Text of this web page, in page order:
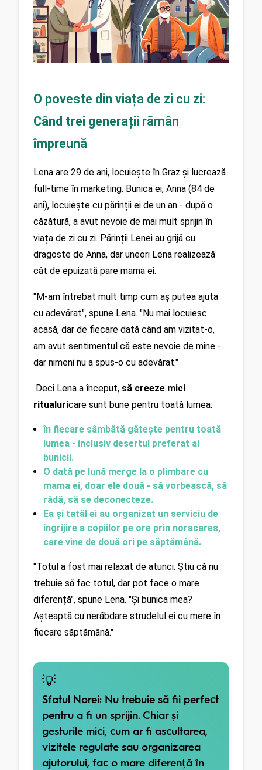
O poveste din viața de zi cu zi:
Când trei generații rămân
împreună
Lena are 29 de ani, locuiește în Graz și lucrează
full-time în marketing. Bunica ei, Anna (84 de
ani), locuiește cu părinții ei de un an - după o
căzătură, a avut nevoie de mai mult sprijin în
viața de zi cu zi. Părinții Lenei au grijă cu
dragoste de Anna, dar uneori Lena realizează
cât de epuizată pare mama ei.
"M-am întrebat mult timp cum aș putea ajuta
cu adevărat", spune Lena. "Nu mai locuiesc
acasă, dar de fiecare dată când am vizitat-o,
am avut sentimentul că este nevoie de mine -
dar nimeni nu a spus-o cu adevărat."
Deci Lena a început, să creeze mici
ritualuricare sunt bune pentru toată lumea:
în fiecare sâmbătă gătește pentru toată
lumea - inclusiv desertul preferat al
bunicii.
O dată pe lună merge la o plimbare cu
mama ei, doar ele două - să vorbească, să
râdă, să se deconecteze.
Ea și tatăl ei au organizat un serviciu de
îngrijire a copiilor pe ore prin noracares,
care vine de două ori pe săptămână.
"Totul a fost mai relaxat de atunci. Știu că nu
trebuie să fac totul, dar pot face o mare
diferență", spune Lena. "Și bunica mea?
Așteaptă cu nerăbdare strudelul ei cu mere în
fiecare săptămână."
💡
Sfatul Norei: Nu trebuie să fii perfect
pentru a fi un sprijin. Chiar și
gesturile mici, cum ar fi ascultarea,
vizitele regulate sau organizarea
ajutorului, fac o mare diferență în